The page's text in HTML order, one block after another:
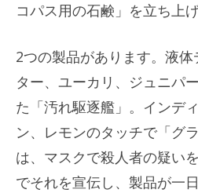
コパス用の石鹸」を立ち上げ
2つの製品があります。液
ター、ユーカリ、ジュニパ
た「汚れ駆逐艦」。インデ
ン、レモンのタッチで「グ
は、マスクで殺人者の疑い
でそれを宣伝し、製品が一